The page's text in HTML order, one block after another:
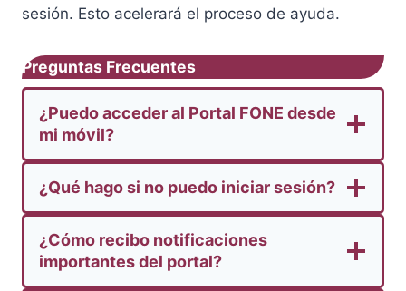
sesión. Esto acelerará el proceso de ayuda.
Preguntas Frecuentes
¿Puedo acceder al Portal FONE desde
mi móvil?
¿Qué hago si no puedo iniciar sesión?
¿Cómo recibo notificaciones
importantes del portal?